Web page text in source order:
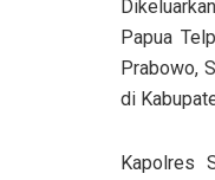
Papua
Prabowo,
di
Kapolres